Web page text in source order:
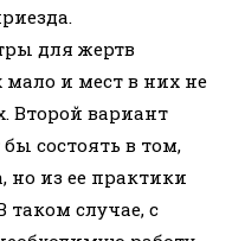
для жертв
и мест в них не
Второй вариант
состоять в том,
но из ее практики
случае, с